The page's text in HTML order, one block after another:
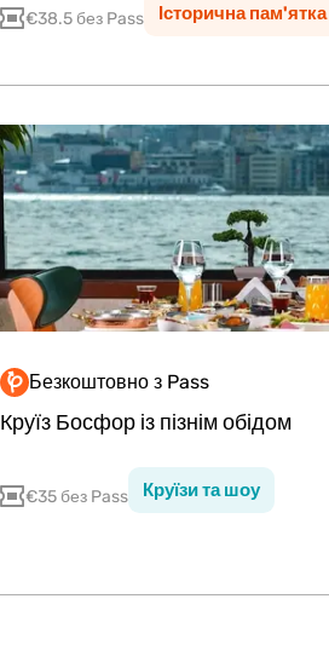
€38.5 без Pass Історична пам'ятка
Безкоштовно з Pass
Круїз Босфор із пізнім обідом
€35 без Pass Круїзи та шоу